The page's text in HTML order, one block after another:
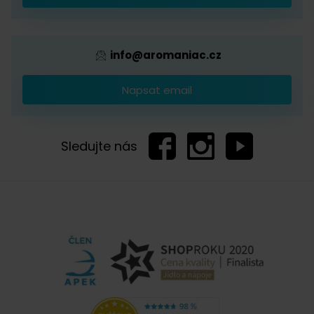
Provizní systém
info@aromaniac.cz
Napsat email
Sledujte nás